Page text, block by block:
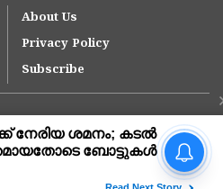
About Us
Privacy Policy
Subscribe
മഴയ്ക്ക് നേരിയ ശമനം;
കടൽ ശാന്തമായതോടെ